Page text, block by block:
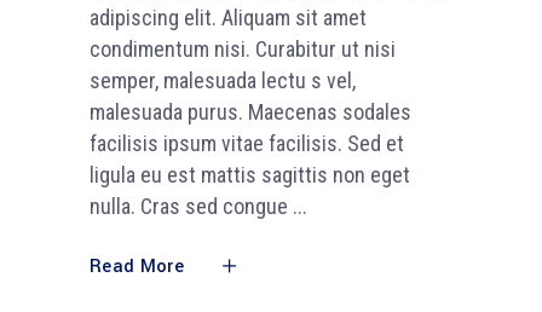
adipiscing elit. Aliquam sit amet
condimentum nisi. Curabitur ut nisi
semper, malesuada lectu s vel,
malesuada purus. Maecenas sodales
facilisis ipsum vitae facilisis. Sed et
ligula eu est mattis sagittis non eget
nulla. Cras sed congue
Read More